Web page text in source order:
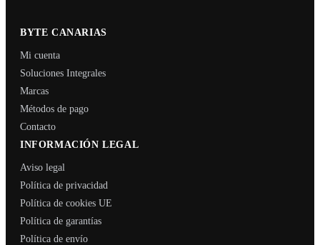
BYTE CANARIAS
Mi cuenta
Soluciones Integrales
Marcas
Métodos de pago
Contacto
INFORMACIÓN LEGAL
Aviso legal
Política de privacidad
Política de cookies UE
Política de garantías
Política de envío